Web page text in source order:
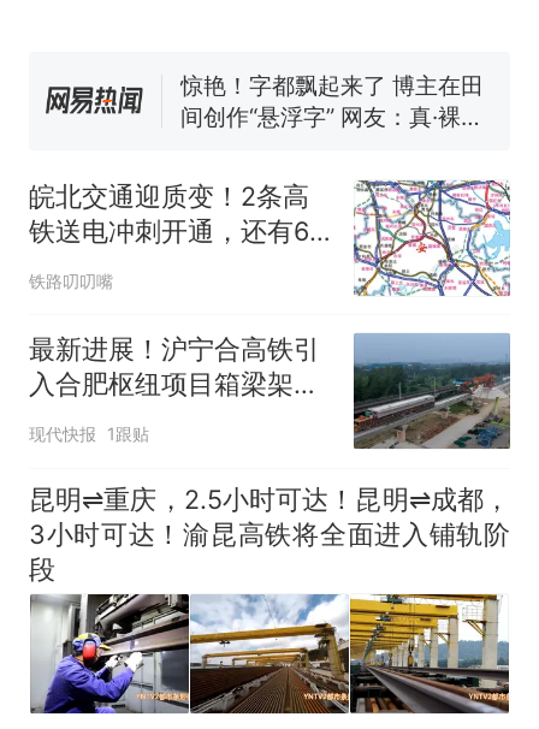
惊艳！字都飘起来了 博主在田
间创作“悬浮字” 网友：真·裸眼
哥士兵搬起大石块投向移民引
争议，此前一天内数万人从摩
洛哥涌入西班牙
皖北交通迎质变！2条高
铁送电冲刺开通，还有6
条铁路规划待建中
铁路叨叨嘴
最新进展！沪宁合高铁引
入合肥枢纽项目箱梁架设
完成
现代快报 1跟贴
昆明⇌重庆，2.5小时可达！昆明⇌成都，
3小时可达！渝昆高铁将全面进入铺轨阶
段